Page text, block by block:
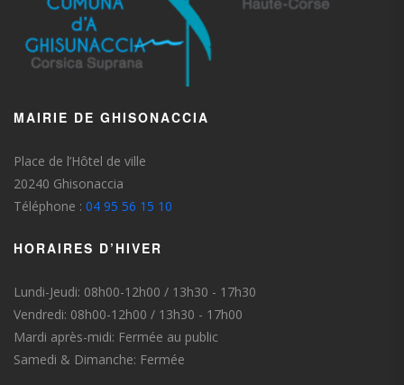
MAIRIE DE GHISONACCIA
Place de l’Hôtel de ville
20240 Ghisonaccia
Téléphone : 04 95 56 15 10
HORAIRES D’HIVER
Lundi-Jeudi: 08h00-12h00 / 13h30 - 17h30
Vendredi: 08h00-12h00 / 13h30 - 17h00
Mardi après-midi: Fermée au public
Samedi & Dimanche: Fermée